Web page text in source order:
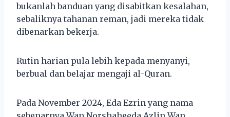
bukanlah banduan yang disabitkan kesalahan,
sebaliknya tahanan reman, jadi mereka tidak
dibenarkan bekerja.
Rutin harian pula lebih kepada menyanyi,
berbual dan belajar mengaji al-Quran.
Pada November 2024, Eda Ezrin yang nama